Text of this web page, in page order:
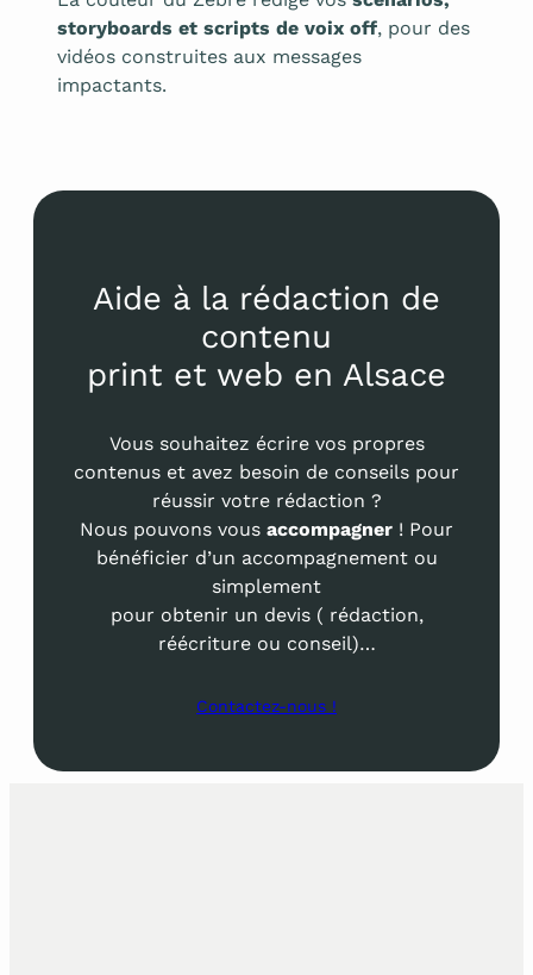
storyboards et scripts de voix off, pour des
vidéos construites aux messages
impactants.
Aide à la rédaction de
contenu
print et web en Alsace
Vous souhaitez écrire vos propres
contenus et avez besoin de conseils pour
réussir votre rédaction ?
Nous pouvons vous accompagner ! Pour
bénéficier d’un accompagnement ou
simplement
pour obtenir un devis ( rédaction,
réécriture ou conseil)…
Contactez-nous !